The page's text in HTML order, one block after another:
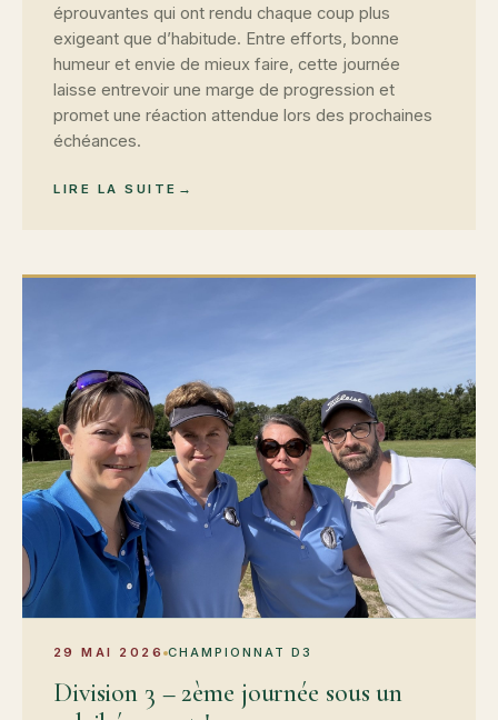
éprouvantes qui ont rendu chaque coup plus
exigeant que d’habitude. Entre efforts, bonne
humeur et envie de mieux faire, cette journée
laisse entrevoir une marge de progression et
promet une réaction attendue lors des prochaines
échéances.
LIRE LA SUITE
29 MAI 2026 CHAMPIONNAT D3
Division 3 – 2ème journée sous un